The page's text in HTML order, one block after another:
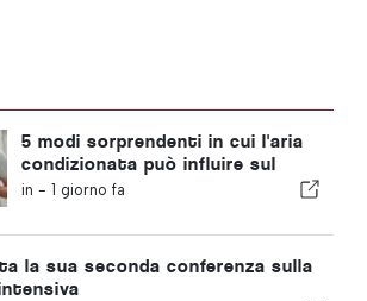
5 modi sorprendenti in cui l'aria
condizionata può influire sul
corpo
in - 1 giorno fa
la sua seconda conferenza sulla